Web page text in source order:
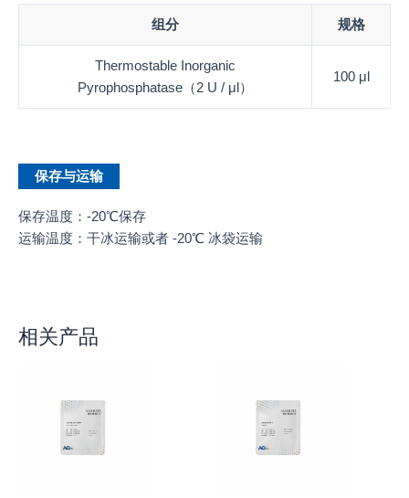
组分 规格
Thermostable Inorganic
Pyrophosphatase（2 U / μl）
100 μl
保存与运输
保存温度：-20℃保存
运输温度：干冰运输或者 -20℃ 冰袋运输
相关产品